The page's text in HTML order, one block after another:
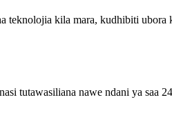
teknolojia kila mara, kudhibiti
tutawasiliana nawe ndani ya saa